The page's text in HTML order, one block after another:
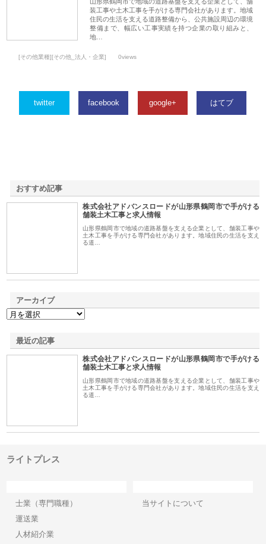
装工事や土木工事を手がける専門会社があります。地域
住民の生活を支える道路整備から、公共施設周辺の環境
整備まで、幅広い工事実績を持つ企業の取り組みと、
地…
[その他業種][その他_法人・企業] 0views
twitter facebook google+ はてブ
おすすめ記事
株式会社アドバンスロードが山形県鶴岡市で手がける
舗装土木工事と求人情報
山形県鶴岡市で地域の道路基盤を支える企業として、舗装工事や
土木工事を手がける専門会社があります。地域住民の生活を支え
る道…
アーカイブ
最近の記事
株式会社アドバンスロードが山形県鶴岡市で手がける
舗装土木工事と求人情報
山形県鶴岡市で地域の道路基盤を支える企業として、舗装工事や
土木工事を手がける専門会社があります。地域住民の生活を支え
る道…
ライトプレス
士業（専門職種）
運送業
人材紹介業
当サイトについて